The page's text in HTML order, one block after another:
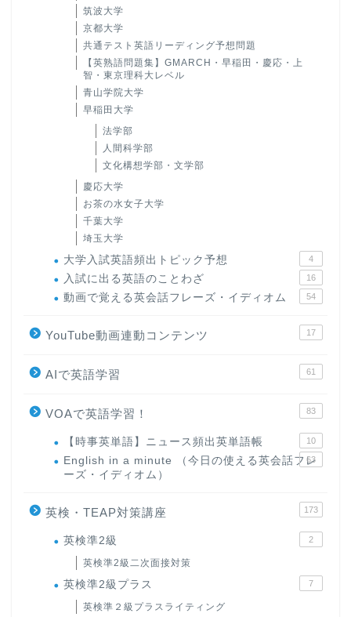
筑波大学
京都大学
共通テスト英語リーディング予想問題
【英熟語問題集】GMARCH・早稲田・慶応・上
智・東京理科大レベル
青山学院大学
早稲田大学
法学部
人間科学部
文化構想学部・文学部
慶応大学
お茶の水女子大学
千葉大学
埼玉大学
大学入試英語頻出トピック予想 4
入試に出る英語のことわざ 16
動画で覚える英会話フレーズ・イディオム 54
YouTube動画連動コンテンツ 17
AIで英語学習 61
VOAで英語学習！ 83
【時事英単語】ニュース頻出英単語帳 10
English in a minute （今日の使える英会話フレ
ーズ・イディオム）
63
英検・TEAP対策講座 173
英検準2級 2
英検準2級二次面接対策
英検準2級プラス 7
英検準２級プラスライティング